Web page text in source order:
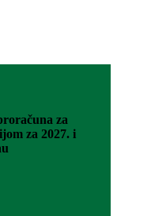
za
za 2027. i